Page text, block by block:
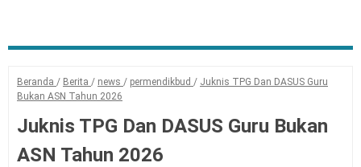
Beranda / Berita / news / permendikbud / Juknis TPG Dan DASUS Guru
Bukan ASN Tahun 2026
Juknis TPG Dan DASUS Guru Bukan
ASN Tahun 2026